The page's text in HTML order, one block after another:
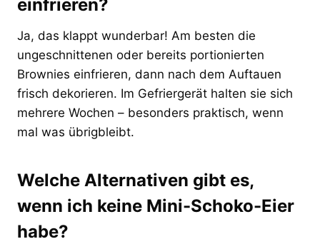
einfrieren?
Ja, das klappt wunderbar! Am besten die
ungeschnittenen oder bereits portionierten
Brownies einfrieren, dann nach dem Auftauen
frisch dekorieren. Im Gefriergerät halten sie sich
mehrere Wochen – besonders praktisch, wenn
mal was übrigbleibt.
Welche Alternativen gibt es,
wenn ich keine Mini-Schoko-Eier
habe?